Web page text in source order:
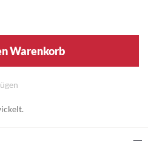
Warenkorb